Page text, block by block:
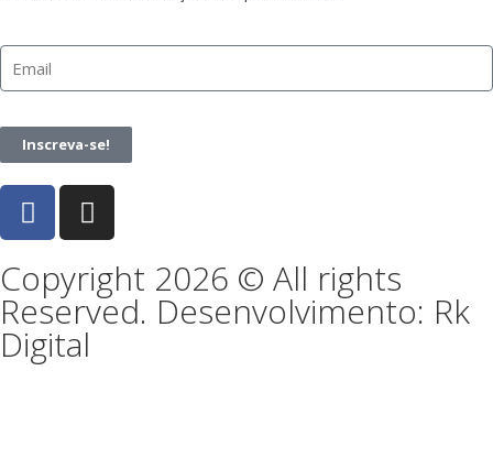
Inscreva-se!
Copyright 2026 © All rights
Reserved. Desenvolvimento: Rk
Digital